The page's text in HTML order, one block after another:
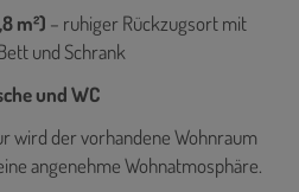
m²) – ruhiger Rückzugsort mit
und Schrank
und WC
wird der vorhandene Wohnraum
angenehme Wohnatmosphäre.